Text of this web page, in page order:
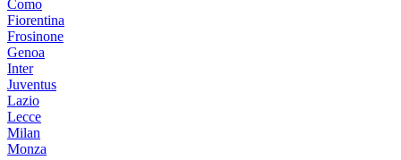
Como
Fiorentina
Frosinone
Genoa
Inter
Juventus
Lazio
Lecce
Milan
Monza